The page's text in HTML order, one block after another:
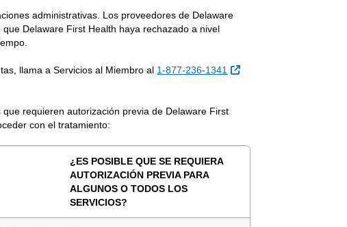
administrativas. Los proveedores de Delaware
Delaware First Health haya rechazado a nivel
llama a Servicios al Miembro al 1-877-236-1341
requieren autorización previa de Delaware First
con el tratamiento:
¿ES POSIBLE QUE SE REQUIERA
AUTORIZACIÓN PREVIA PARA
ALGUNOS O TODOS LOS
SERVICIOS?